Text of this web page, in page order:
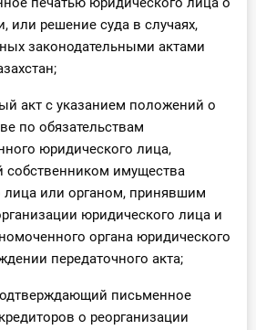
или решение суда в случаях,
законодательными актами
акт с указанием положений о
по обязательствам
юридического лица,
собственником имущества
лица или органом, принявшим
юридического лица и
органа юридического
передаточного акта;
письменное
о реорганизации